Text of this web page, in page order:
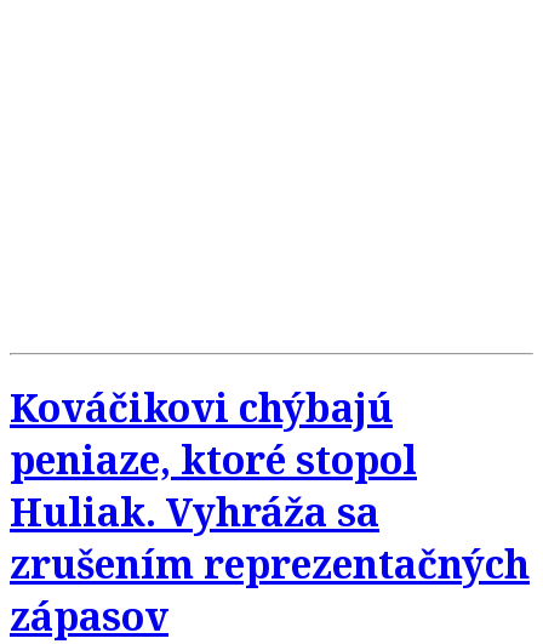
Kováčikovi chýbajú
peniaze, ktoré stopol
Huliak. Vyhráža sa
zrušením reprezentačných
zápasov